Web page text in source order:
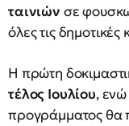
ταινιών σε
όλες τις δημοτικές
Η πρώτη
τέλος Ιουλίου,
προγράμματος θα